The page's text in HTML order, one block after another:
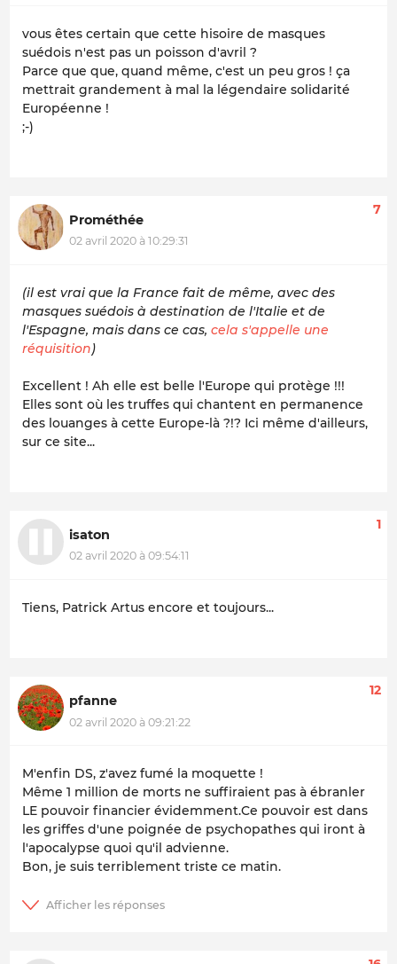
vous êtes certain que cette hisoire de masques
suédois n'est pas un poisson d'avril ?
Parce que que, quand même, c'est un peu gros ! ça
mettrait grandement à mal la légendaire solidarité
Européenne !
;-)
Prométhée
02 avril 2020 à 10:29:31
7
(il est vrai que la France fait de même, avec des
masques suédois à destination de l'Italie et de
l'Espagne, mais dans ce cas, cela s'appelle une
réquisition)
Excellent ! Ah elle est belle l'Europe qui protège !!!
Elles sont où les truffes qui chantent en permanence
des louanges à cette Europe-là ?!? Ici même d'ailleurs,
sur ce site...
isaton
02 avril 2020 à 09:54:11
1
Tiens, Patrick Artus encore et toujours...
pfanne
02 avril 2020 à 09:21:22
12
M'enfin DS, z'avez fumé la moquette !
Même 1 million de morts ne suffiraient pas à ébranler
LE pouvoir financier évidemment.Ce pouvoir est dans
les griffes d'une poignée de psychopathes qui iront à
l'apocalypse quoi qu'il advienne.
Bon, je suis terriblement triste ce matin.